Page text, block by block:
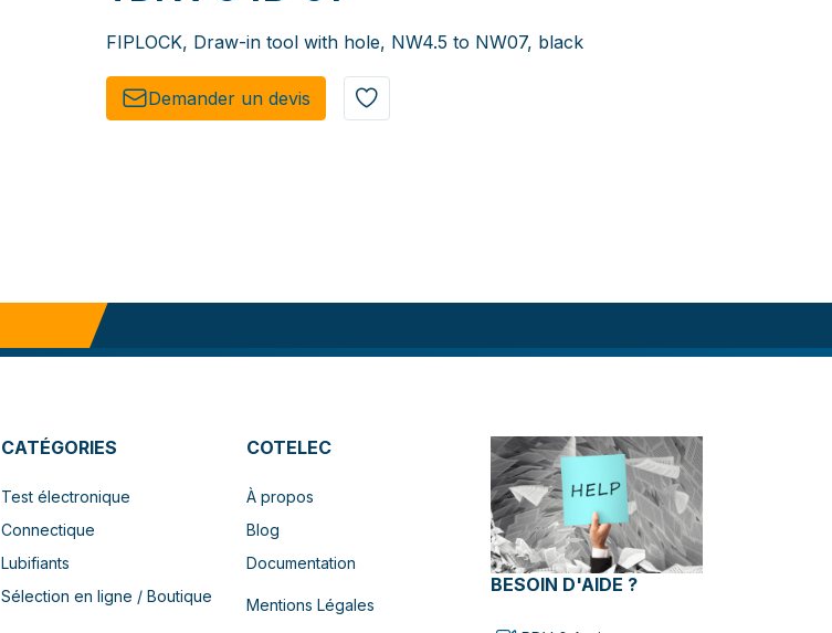
FIPLOCK, Draw-in tool with hole, NW4.5 to NW07, black
Demander un de​​vis​​
CATÉGORIES
Test électronique
Connectique
Lubifiants
Sélection en ligne / Boutique
COTELEC
À propos
Blog
Documentation
Mentions Légales
BESOIN D'AIDE ?